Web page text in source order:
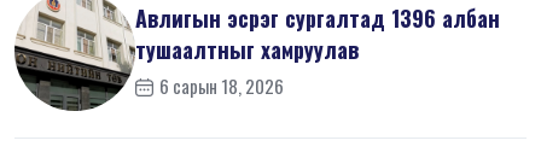
Авлигын эсрэг сургалтад 1396 албан
тушаалтныг хамруулав
6 сарын 18, 2026